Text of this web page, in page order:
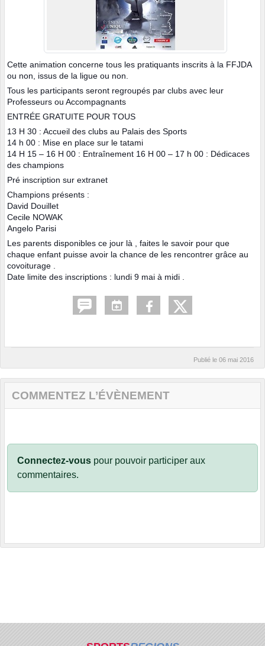
Cette animation concerne tous les pratiquants inscrits à la FFJDA
ou non, issus de la ligue ou non.
Tous les participants seront regroupés par clubs avec leur
Professeurs ou Accompagnants
ENTRÉE GRATUITE POUR TOUS
13 H 30 : Accueil des clubs au Palais des Sports
14 h 00 : Mise en place sur le tatami
14 H 15 – 16 H 00 : Entraînement 16 H 00 – 17 h 00 : Dédicaces
des champions
Pré inscription sur extranet
Champions présents :
David Douillet
Cecile NOWAK
Angelo Parisi
Les parents disponibles ce jour là , faites le savoir pour que
chaque enfant puisse avoir la chance de les rencontrer grâce au
covoiturage .
Date limite des inscriptions : lundi 9 mai à midi .
Publié le 06 mai 2016
COMMENTEZ L’ÉVÈNEMENT
Connectez-vous pour pouvoir participer aux
commentaires.